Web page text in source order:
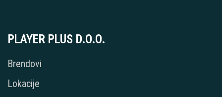
PLAYER PLUS D.O.O.
Brendovi
Lokacije